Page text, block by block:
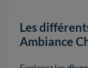
Les
Ambiance